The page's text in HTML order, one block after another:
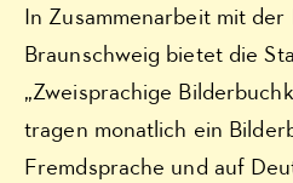
In Zusammenarbeit mit
Braunschweig bietet die
„Zweisprachige
tragen monatlich ein
Fremdsprache und auf